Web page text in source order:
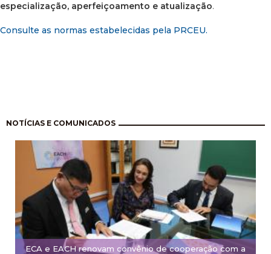
especialização, aperfeiçoamento e atualização.
Consulte as normas estabelecidas pela PRCEU.
NOTÍCIAS E COMUNICADOS
ECA e EACH renovam convênio de cooperação com a
Paginação